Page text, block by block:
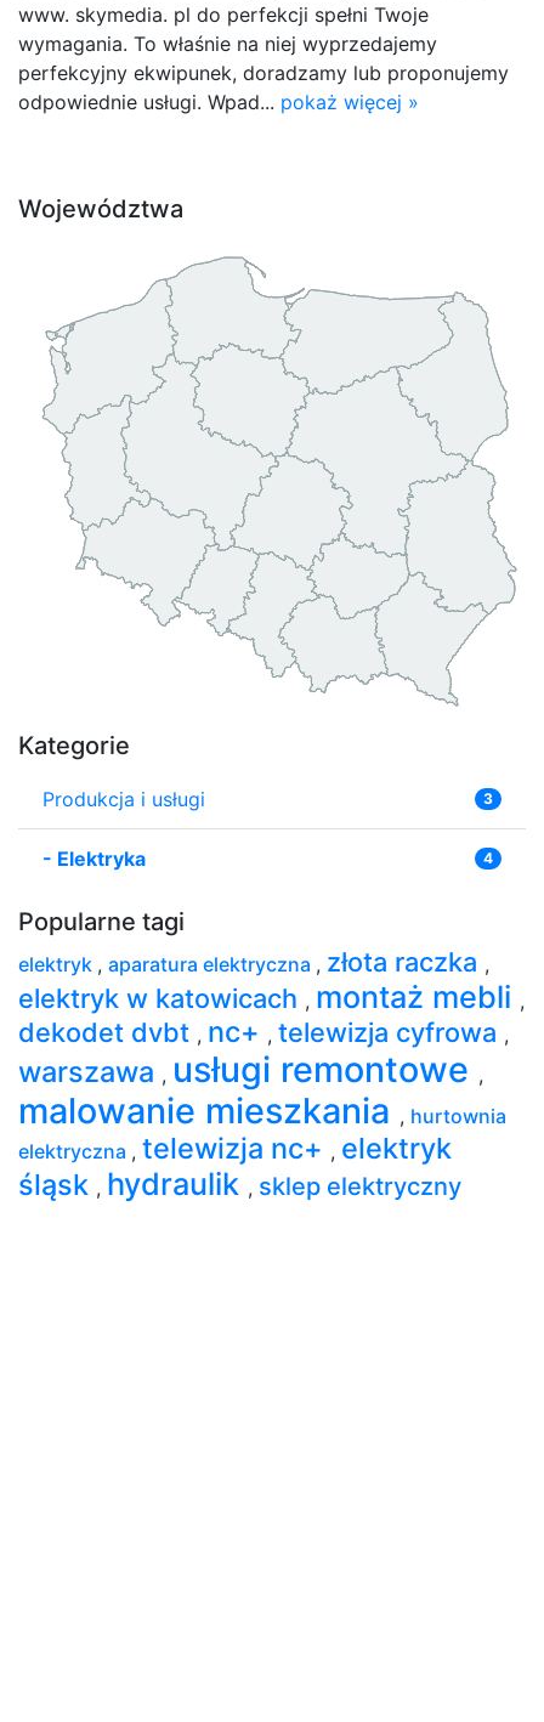
www. skymedia. pl do perfekcji spełni Twoje
wymagania. To właśnie na niej wyprzedajemy
perfekcyjny ekwipunek, doradzamy lub proponujemy
odpowiednie usługi. Wpad... pokaż więcej »
Województwa
Kategorie
Produkcja i usługi 3
- Elektryka 4
Popularne tagi
elektryk , aparatura elektryczna , złota raczka ,
elektryk w katowicach , montaż mebli ,
dekodet dvbt , nc+ , telewizja cyfrowa ,
warszawa , usługi remontowe ,
malowanie mieszkania , hurtownia
elektryczna , telewizja nc+ , elektryk
śląsk , hydraulik , sklep elektryczny